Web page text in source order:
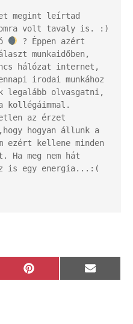
megint leírtad
volt tavaly is. :)
? Éppen azért
munkaidőben,
hálózat internet,
irodai munkához
legalább olvasgatni,
kollégáimmal.
az érzet
hogyan állunk a
ezért kellene minden
Ha meg nem hát
is egy energia...:(
Share
on
P
i
Share
on
E
m